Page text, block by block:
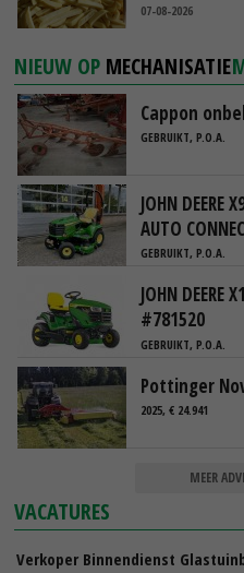
07-08-2026
NIEUW OP MECHANISATIE
Cappon
GEBRUIKT, P.O.A.
JOHN DEERE
AUTO
GEBRUIKT, P.O.A.
JOHN DEERE
#781520
GEBRUIKT, P.O.A.
Pottinger
2025, € 24.941
MEER
VACATURES
Verkoper Binnendienst